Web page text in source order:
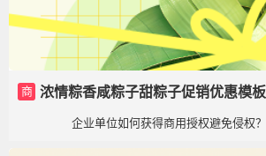
商 浓情粽香咸粽子甜粽子促销优惠模板
企业单位如何获得商用授权避免侵权？